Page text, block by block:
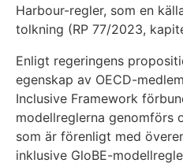
Harbour-regler, som en
tolkning (RP 77/2023,
Enligt regeringens
egenskap av OECD-
Inclusive Framework
modellreglerna genomförs
som är förenligt med
inklusive GloBE-